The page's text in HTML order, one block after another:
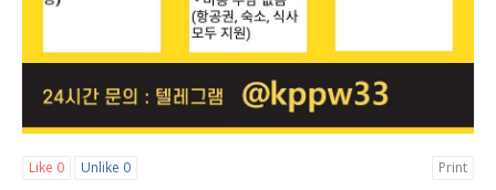
Like 0 Unlike 0 Print